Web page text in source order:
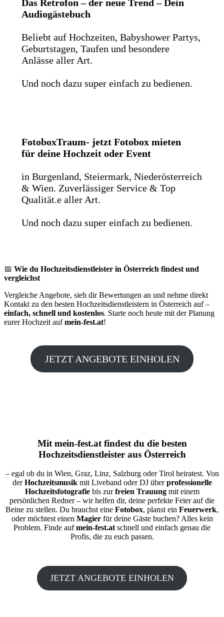
Das Retrofon – der neue Trend – Dein
Audiogästebuch
Beliebt auf Hochzeiten, Babyshower Partys,
Geburtstagen, Taufen und besondere
Anlässe aller Art.
Und noch dazu super einfach zu bedienen.
FotoboxTraum- jetzt Fotobox mieten
für deine Hochzeit oder Event
in Burgenland, Steiermark, Niederösterreich
& Wien. Zuverlässiger Service & Top
Qualität.e aller Art.
Und noch dazu super einfach zu bedienen.
📅 Wie du Hochzeitsdienstleister in Österreich findest und
vergleichst
Vergleiche Angebote, sieh dir Bewertungen an und nehme direkt
Kontakt zu den besten Hochzeitsdienstleistern in Österreich auf –
einfach, schnell und kostenlos. Starte noch heute mit der Planung
eurer Hochzeit aufmein-fest.at!
JETZT ANGEBOTE EINHOLEN
Mit mein-fest.atfindest du die besten
Hochzeitsdienstleister aus Österreich
– egal ob du in Wien, Graz, Linz, Salzburg oder Tirol heiratest. Von
derHochzeitsmusikmit Liveband oder DJ überprofessionelle
Hochzeitsfotografiebis zurfreien Trauungmit einem
persönlichen Redner – wir helfen dir, deine perfekte Feier auf die
Beine zu stellen. Du brauchst eine Fotobox, planst ein Feuerwerk,
oder möchtest einen Magierfür deine Gäste buchen? Alles kein
Problem. Finde aufmein-fest.atschnell und einfach genau die
Profis, die zu euch passen.
JETZT ANGEBOTE EINHOLEN